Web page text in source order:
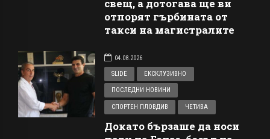
свещ, а дотогава ще ви
отпорят гърбината от
такси на магистралите
04.08.2026
SLIDE
ЕКСКЛУЗИВНО
ПОСЛЕДНИ НОВИНИ
СПОРТЕН ПЛОВДИВ ЧЕТИВА
Докато бързаше да носи